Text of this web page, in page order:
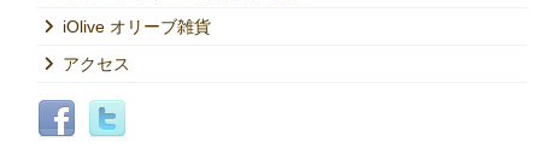
iOlive オリーブ雑貨
アクセス